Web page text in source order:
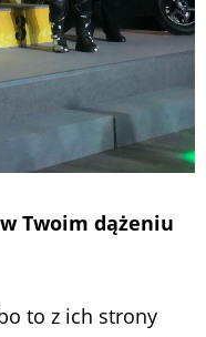
Twoim dążeniu
to z ich strony